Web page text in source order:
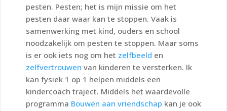
pesten. Pesten; het is mijn missie om het
pesten daar waar kan te stoppen. Vaak is
samenwerking met kind, ouders en school
noodzakelijk om pesten te stoppen. Maar soms
is er ook iets nog om het zelfbeeld en
zelfvertrouwen van kinderen te versterken. Ik
kan fysiek 1 op 1 helpen middels een
kindercoach traject. Middels het waardevolle
programma Bouwen aan vriendschap kan je ook